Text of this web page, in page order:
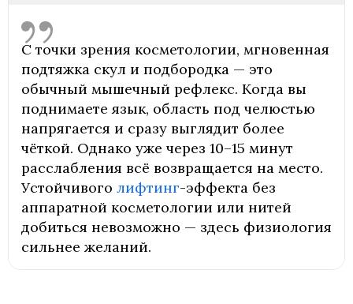
С точки зрения косметологии, мгновенная
подтяжка скул и подбородка — это
обычный мышечный рефлекс. Когда вы
поднимаете язык, область под челюстью
напрягается и сразу выглядит более
чёткой. Однако уже через 10–15 минут
расслабления всё возвращается на место.
Устойчивого лифтинг-эффекта без
аппаратной косметологии или нитей
добиться невозможно — здесь физиология
сильнее желаний.